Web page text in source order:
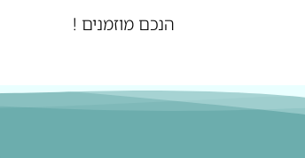
הנכם מוזמנים !